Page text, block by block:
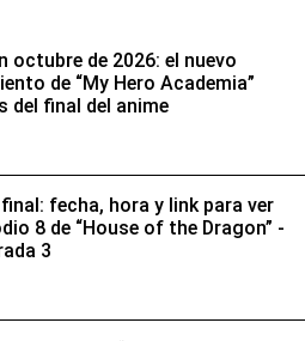
octubre de 2026: el nuevo
de “My Hero Academia”
del final del anime
fecha, hora y link para ver
8 de “House of the Dragon” -
3